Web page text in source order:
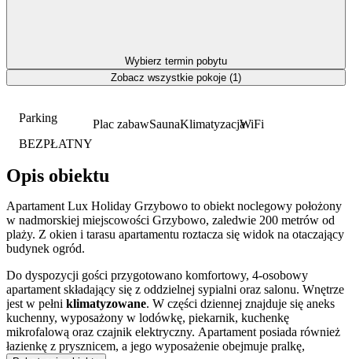
Parking
BEZPŁATNY
Plac zabawSaunaKlimatyzacjaWiFi
Opis obiektu
Apartament Lux Holiday Grzybowo to obiekt noclegowy położony
w nadmorskiej miejscowości Grzybowo, zaledwie 200 metrów od
plaży. Z okien i tarasu apartamentu roztacza się widok na otaczający
budynek ogród.
Do dyspozycji gości przygotowano komfortowy, 4-osobowy
apartament składający się z oddzielnej sypialni oraz salonu. Wnętrze
jest w pełni klimatyzowane. W części dziennej znajduje się aneks
kuchenny, wyposażony w lodówkę, piekarnik, kuchenkę
mikrofalową oraz czajnik elektryczny. Apartament posiada również
łazienkę z prysznicem, a jego wyposażenie obejmuje pralkę,
Wybierz termin pobytu
Zobacz wszystkie pokoje (1)